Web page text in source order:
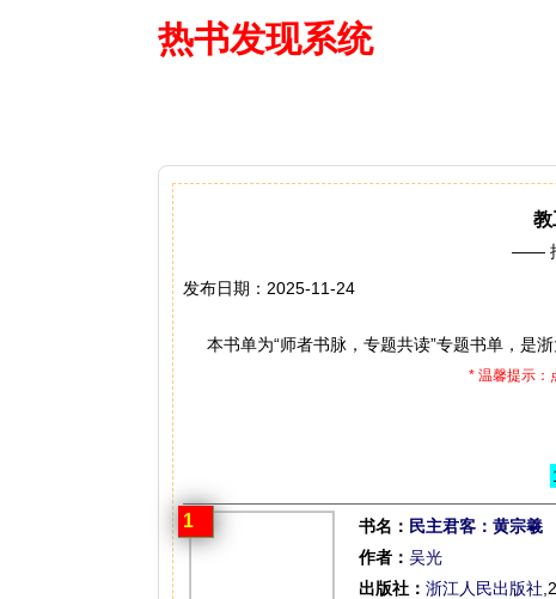
热书发现系统
教
——
发布日期：2025-11-24
本书单为“师者书脉，专题共读”专题书单，是浙
* 温馨提示：
1 书名： 民主君客：黄宗羲
作者： 吴光
出版社： 浙江人民出版社